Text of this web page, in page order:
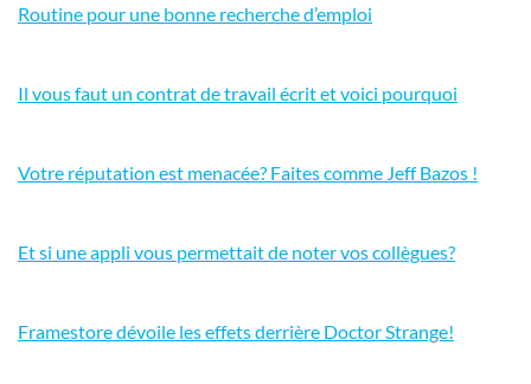
Routine pour une bonne recherche d’emploi
Il vous faut un contrat de travail écrit et voici pourquoi
Votre réputation est menacée? Faites comme Jeff Bazos !
Et si une appli vous permettait de noter vos collègues?
Framestore dévoile les effets derrière Doctor Strange!